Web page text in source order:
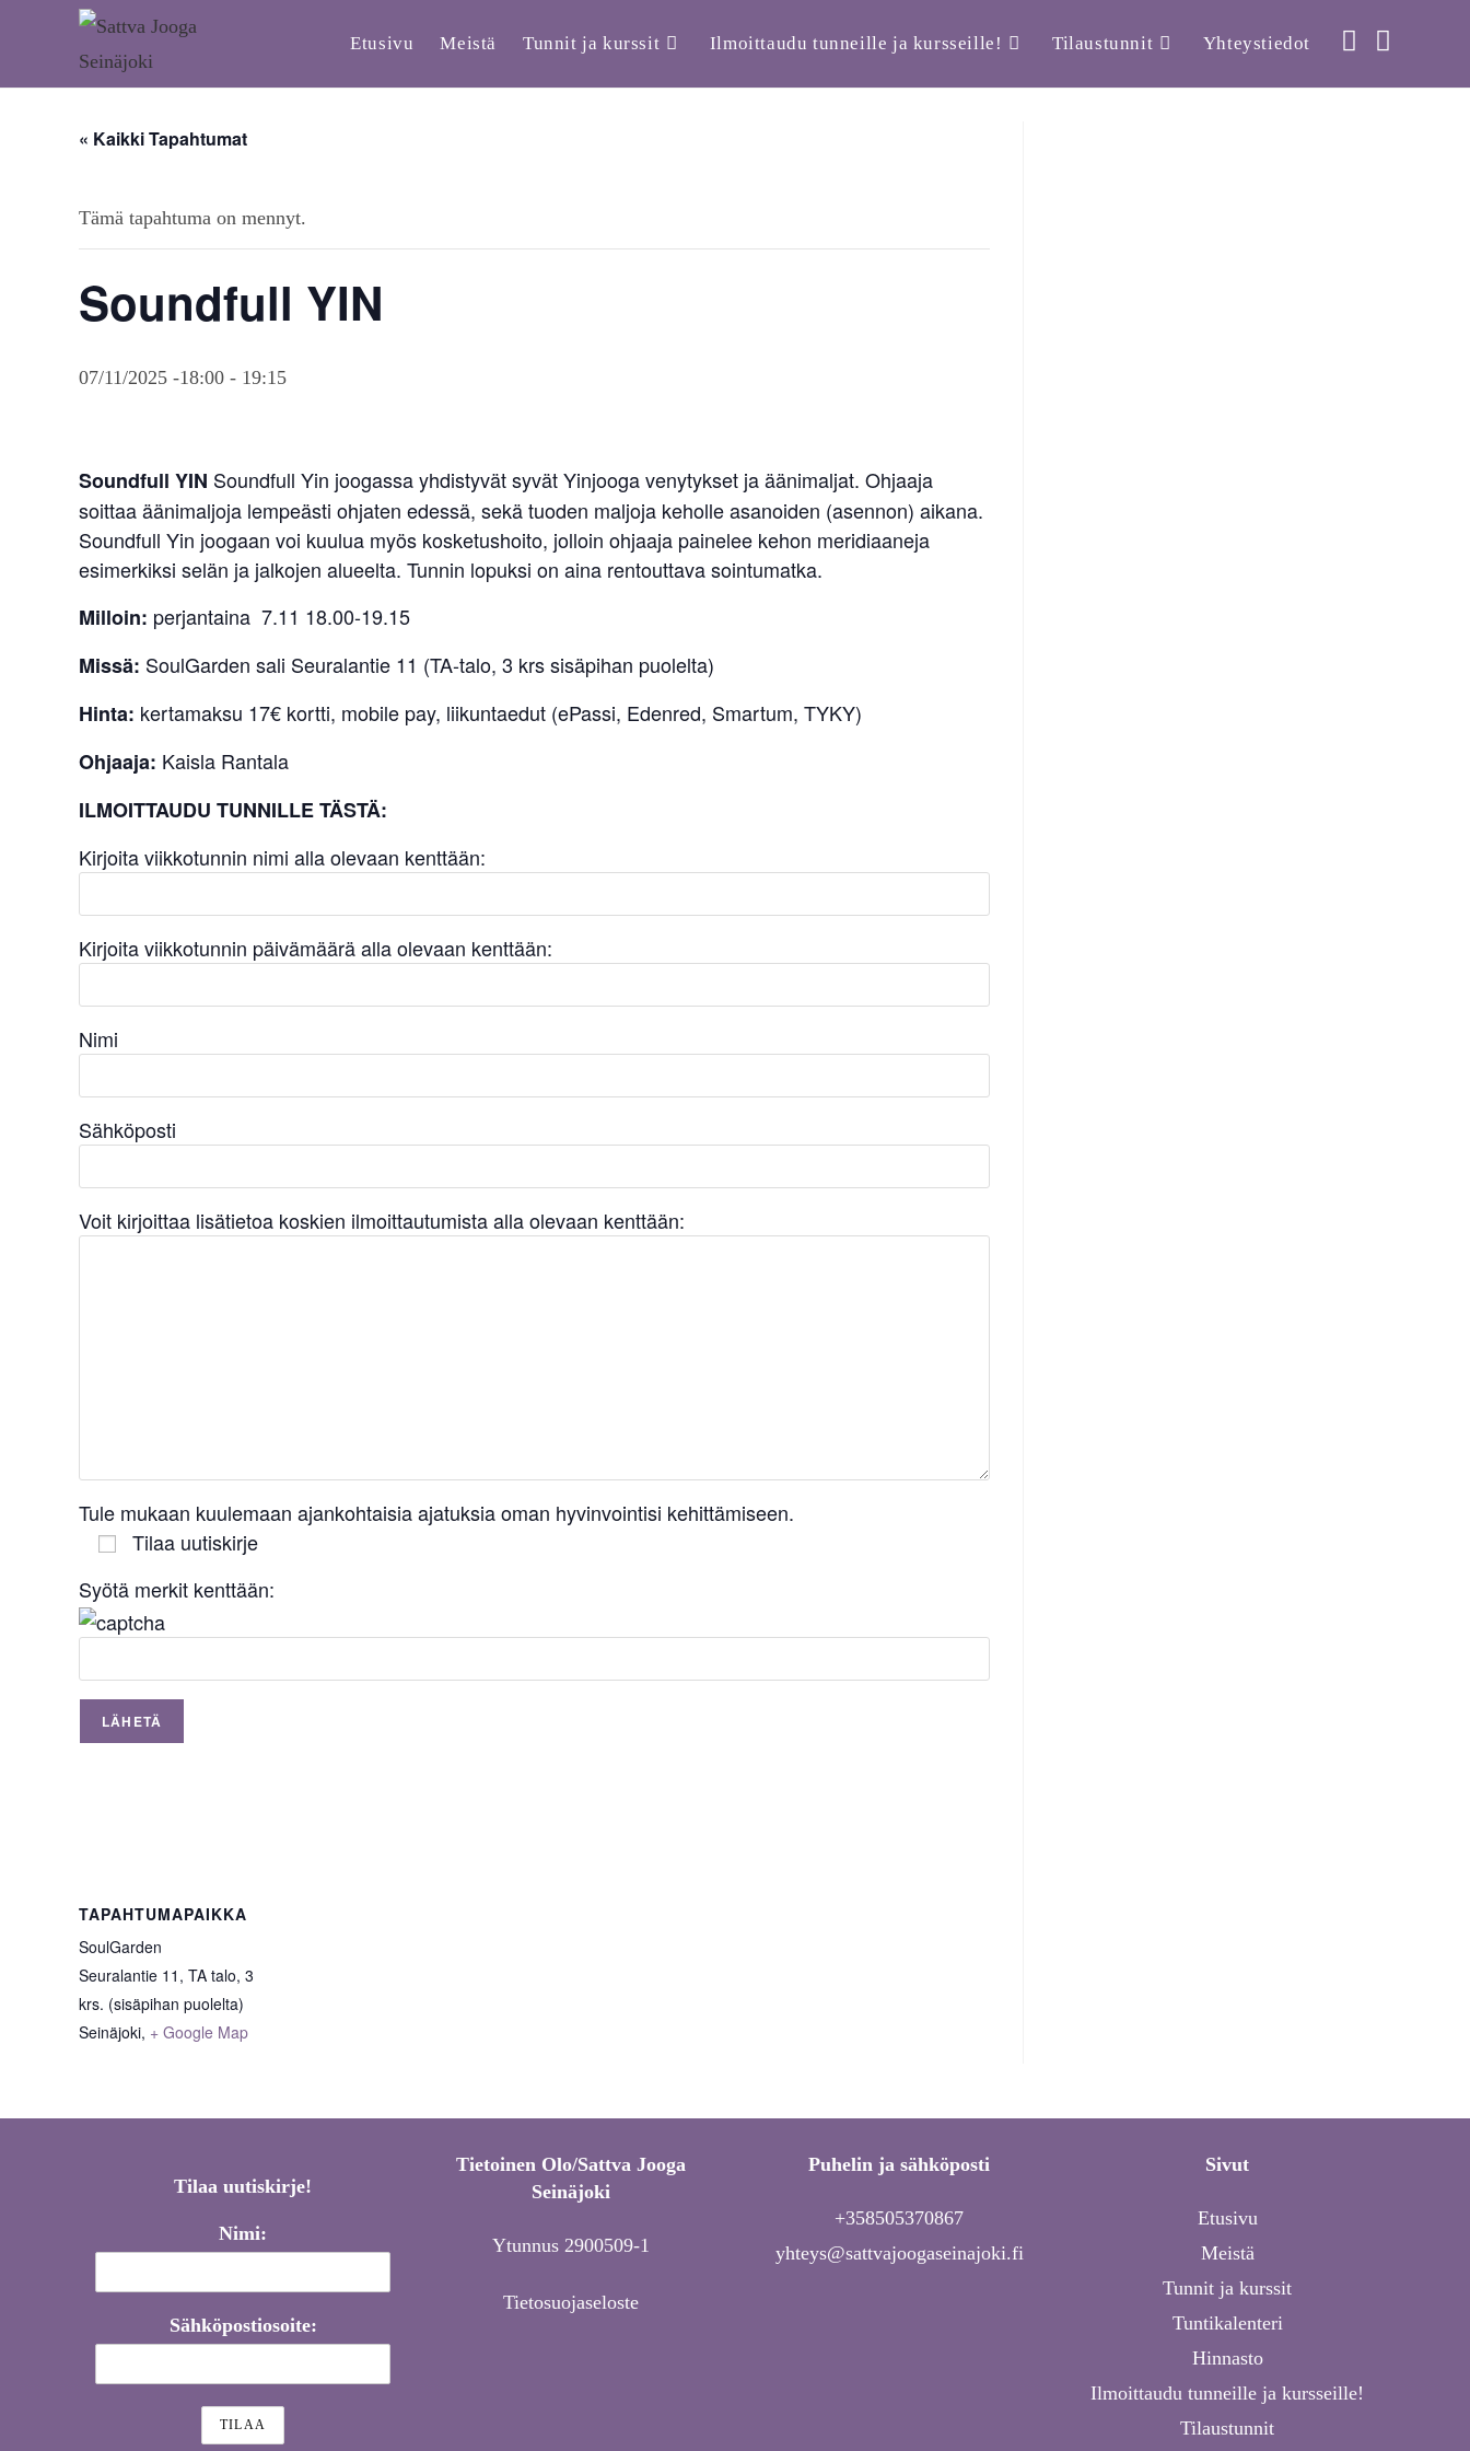
Etusivu Meistä Tunnit ja kurssit Ilmoittaudu tunneille ja kursseille! Tilaustunnit Yhteystiedot
« Kaikki Tapahtumat
Tämä tapahtuma on mennyt.
Soundfull YIN
07/11/2025 -18:00 - 19:15
Soundfull YIN Soundfull Yin joogassa yhdistyvät syvät Yinjooga venytykset ja äänimaljat. Ohjaaja
soittaa äänimaljoja lempeästi ohjaten edessä, sekä tuoden maljoja keholle asanoiden (asennon) aikana.
Soundfull Yin joogaan voi kuulua myös kosketushoito, jolloin ohjaaja painelee kehon meridiaaneja
esimerkiksi selän ja jalkojen alueelta. Tunnin lopuksi on aina rentouttava sointumatka.
Milloin: perjantaina 7.11 18.00-19.15
Missä: SoulGarden sali Seuralantie 11 (TA-talo, 3 krs sisäpihan puolelta)
Hinta: kertamaksu 17€ kortti, mobile pay, liikuntaedut (ePassi, Edenred, Smartum, TYKY)
Ohjaaja: Kaisla Rantala
ILMOITTAUDU TUNNILLE TÄSTÄ:
Kirjoita viikkotunnin nimi alla olevaan kenttään:
Kirjoita viikkotunnin päivämäärä alla olevaan kenttään:
Nimi
Sähköposti
Voit kirjoittaa lisätietoa koskien ilmoittautumista alla olevaan kenttään:
Tule mukaan kuulemaan ajankohtaisia ajatuksia oman hyvinvointisi kehittämiseen.
Tilaa uutiskirje
Syötä merkit kenttään:
TAPAHTUMAPAIKKA
SoulGarden
Seuralantie 11, TA talo, 3
krs. (sisäpihan puolelta)
Seinäjoki, + Google Map
Tilaa uutiskirje!
Nimi:
Sähköpostiosoite:
Tietoinen Olo/Sattva Jooga
Seinäjoki
Ytunnus 2900509-1
Tietosuojaseloste
Puhelin ja sähköposti
+358505370867
yhteys@sattvajoogaseinajoki.fi
Sivut
Etusivu
Meistä
Tunnit ja kurssit
Tuntikalenteri
Hinnasto
Ilmoittaudu tunneille ja kursseille!
Tilaustunnit